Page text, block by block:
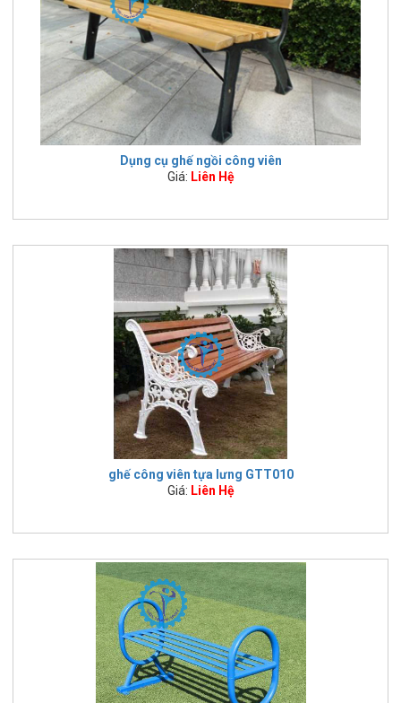
Dụng cụ ghế ngồi công viên
Giá: Liên Hệ
ghế công viên tựa lưng GTT010
Giá: Liên Hệ